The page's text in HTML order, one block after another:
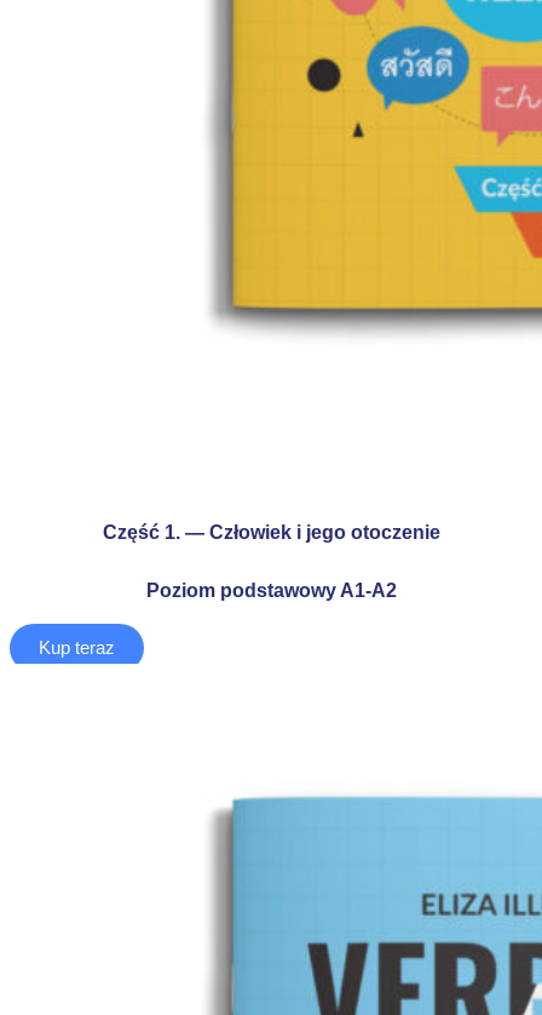
Część 1. — Człowiek i jego otoczenie
Poziom podstawowy A1-A2
Kup teraz